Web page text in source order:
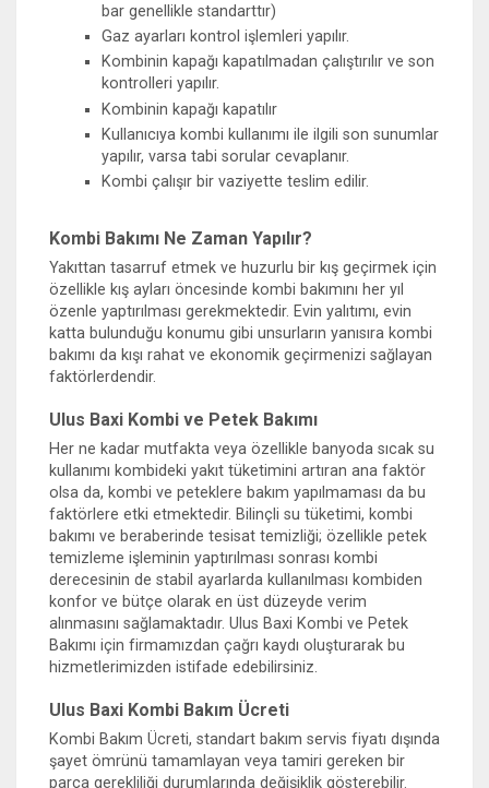
bar genellikle standarttır)
Gaz ayarları kontrol işlemleri yapılır.
Kombinin kapağı kapatılmadan çalıştırılır ve son
kontrolleri yapılır.
Kombinin kapağı kapatılır
Kullanıcıya kombi kullanımı ile ilgili son sunumlar
yapılır, varsa tabi sorular cevaplanır.
Kombi çalışır bir vaziyette teslim edilir.
Kombi Bakımı Ne Zaman Yapılır?
Yakıttan tasarruf etmek ve huzurlu bir kış geçirmek için
özellikle kış ayları öncesinde kombi bakımını her yıl
özenle yaptırılması gerekmektedir. Evin yalıtımı, evin
katta bulunduğu konumu gibi unsurların yanısıra kombi
bakımı da kışı rahat ve ekonomik geçirmenizi sağlayan
faktörlerdendir.
Ulus Baxi Kombi ve Petek Bakımı
Her ne kadar mutfakta veya özellikle banyoda sıcak su
kullanımı kombideki yakıt tüketimini artıran ana faktör
olsa da, kombi ve peteklere bakım yapılmaması da bu
faktörlere etki etmektedir. Bilinçli su tüketimi, kombi
bakımı ve beraberinde tesisat temizliği; özellikle petek
temizleme işleminin yaptırılması sonrası kombi
derecesinin de stabil ayarlarda kullanılması kombiden
konfor ve bütçe olarak en üst düzeyde verim
alınmasını sağlamaktadır. Ulus Baxi Kombi ve Petek
Bakımı için firmamızdan çağrı kaydı oluşturarak bu
hizmetlerimizden istifade edebilirsiniz.
Ulus Baxi Kombi Bakım Ücreti
Kombi Bakım Ücreti, standart bakım servis fiyatı dışında
şayet ömrünü tamamlayan veya tamiri gereken bir
parça gerekliliği durumlarında değişiklik gösterebilir.